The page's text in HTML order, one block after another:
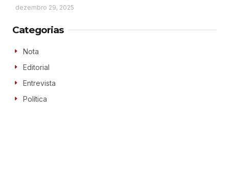
dezembro 29, 2025
Categorias
Nota
Editorial
Entrevista
Política